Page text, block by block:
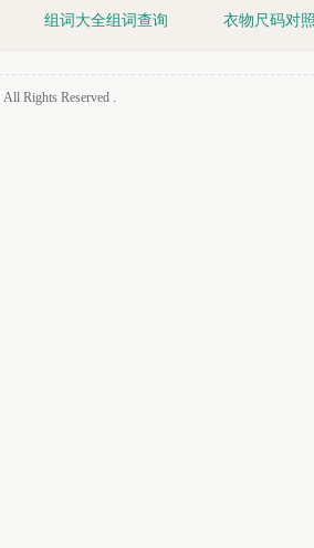
组词大全组词查询 衣物尺码对
All Rights Reserved .